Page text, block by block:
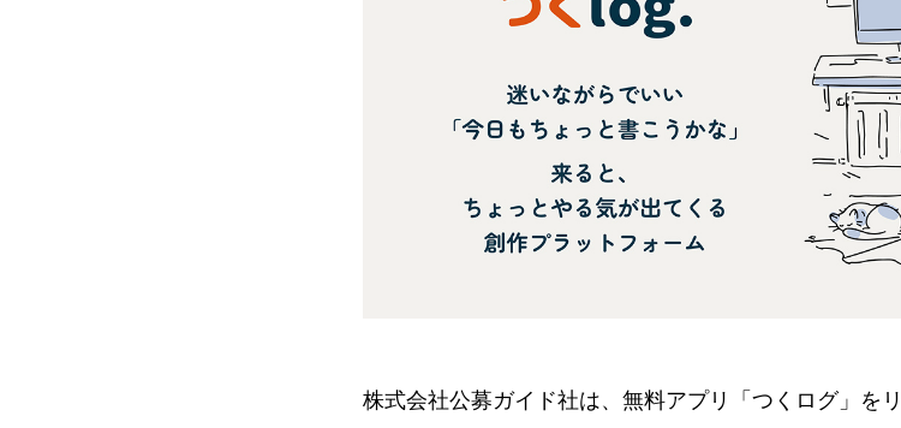
株式会社公募ガイド社は、無料アプリ「つくログ」を